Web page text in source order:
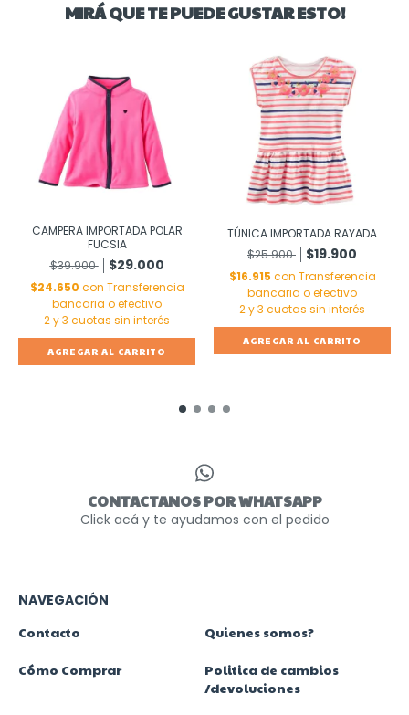
MIRÁ QUE TE PUEDE GUSTAR ESTO!
CAMPERA IMPORTADA POLAR
FUCSIA
$39.900
$29.000
$24.650 con Transferencia
bancaria o efectivo
AGREGAR AL CARRITO
TÚNICA IMPORTADA RAYADA
$25.900
$19.900
$16.915 con Transferencia
bancaria o efectivo
AGREGAR AL CARRITO
CONTACTANOS POR WHATSAPP
Click acá y te ayudamos con el pedido
NAVEGACIÓN
Contacto
Quienes somos?
Cómo Comprar
Politica de cambios
/devoluciones